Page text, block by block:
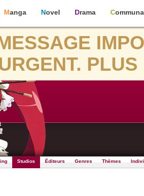
Manga Novel Drama
Studios Éditeurs Genres Thèmes